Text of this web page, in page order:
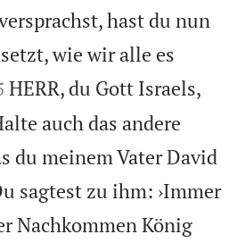
hast du nun
wie wir alle es
HERR, du Gott Israels,
auch das andere
du meinem Vater David
sagtest zu ihm: ›Immer
Nachkommen König